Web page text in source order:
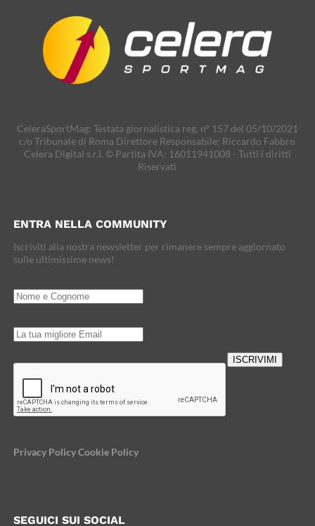
CeleraSportMag: Testata giornalistica reg. n° 157 del 05/10/2021
c/o Tribunale di Roma Direttore Responsabile: Riccardo Fabbro
Celera Digital s.r.l. © Partita IVA: 16011941008 - Tutti i diritti
Riservati
ENTRA NELLA COMMUNITY
Iscriviti alla nostra newsletter per rimanere sempre aggiornato
sulle ultimissime news!
ISCRIVIMI
Privacy PolicyCookie Policy
SEGUICI SUI SOCIAL